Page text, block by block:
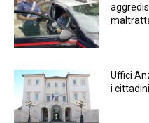
Uffici
i